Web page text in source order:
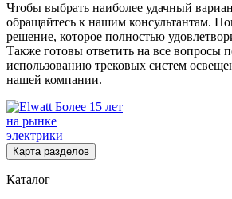
Чтобы выбрать наиболее удачный
обращайтесь к нашим консультантам.
решение, которое полностью
Также готовы ответить на все вопросы
использованию трековых систем
нашей компании.
Более 15 лет
на рынке
электрики
Карта разделов
Каталог